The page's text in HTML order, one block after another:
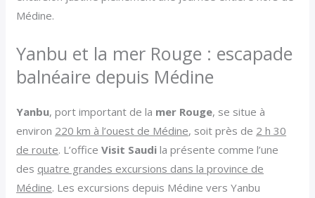
Médine.
Yanbu et la mer Rouge : escapade
balnéaire depuis Médine
Yanbu, port important de la mer Rouge, se situe à
environ 220 km à l’ouest de Médine, soit près de 2 h 30
de route. L’officeVisit Saudi la présente comme l’une
des quatre grandes excursions dans la province de
Médine. Les excursions depuis Médine vers Yanbu